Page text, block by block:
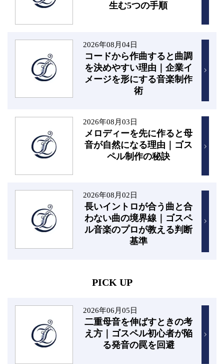
生む5つの手順
2026年08月04日
コードから作曲すると曲調
を決めやすい理由｜企業イ
メージを形にする音楽制作
術
2026年08月03日
メロディーを先に作ると母
音が自然になる理由｜ゴス
ペル制作の秘訣
2026年08月02日
長いイントロが合う曲と合
わない曲の境界線｜ゴスペ
ル音楽のプロが教える判断
基準
PICK UP
2026年06月05日
二重母音を伸ばすときの考
え方｜ゴスペル初心者が陥
る発音の罠を回避